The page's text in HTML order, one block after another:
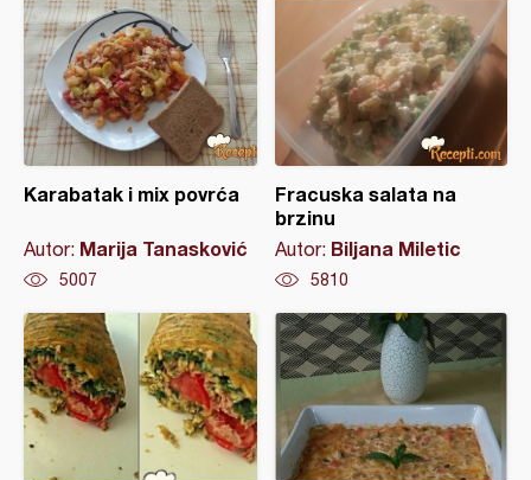
Karabatak i mix povrća
Autor: Marija Tanasković
5007
Fracuska salata na
brzinu
Autor: Biljana Miletic
5810